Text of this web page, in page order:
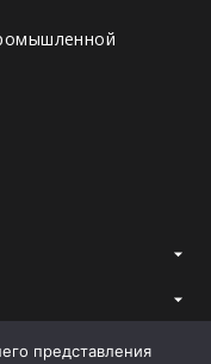
представления